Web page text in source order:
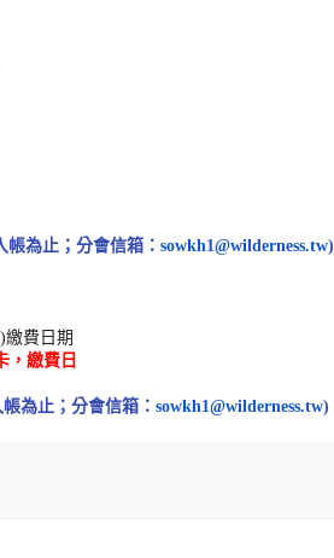
帳為止；分會信箱： sowkh1@wilderness.tw)
繳費日期
，繳費日
為止；分會信箱： sowkh1@wilderness.tw)